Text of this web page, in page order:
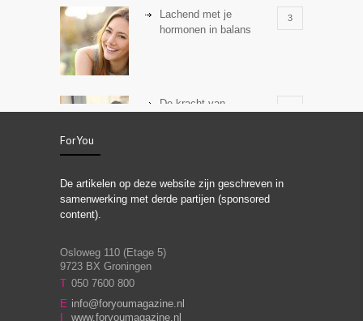
Lachend met je
hormonen in balans
3
De kracht van
Stiefouderschap en
relaties
moeite!
ForYou
De artikelen op deze website zijn geschreven in
samenwerking met derde partijen (sponsored
content).
Osloweg 110 (Etage 5)
9723 BX Groningen
T 050 7600 800
E info@foryoumagazine.nl
www.foryoumagazine.nl